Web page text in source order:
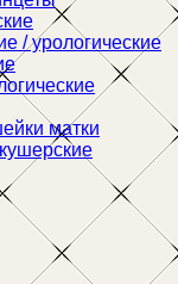
/ урологические
матки